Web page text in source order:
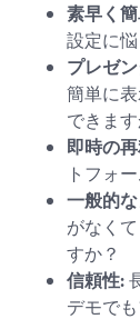
素早く
設定に
プレゼ
簡単に
できます
即時の
トフォ
一般的
がなく
すか？
信頼性:
デモで